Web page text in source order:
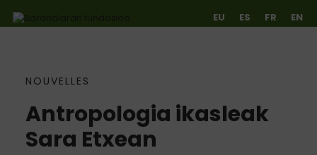
Ir directamente al contenido
EU ES FR EN
NOUVELLES
Antropologia ikasleak
Sara Etxean